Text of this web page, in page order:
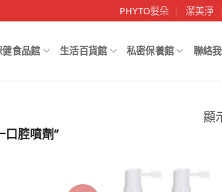
PHYTO髮朵 潔美淨
健食品館 生活百貨館 私密保養館 聯絡
口腔噴劑”
顯